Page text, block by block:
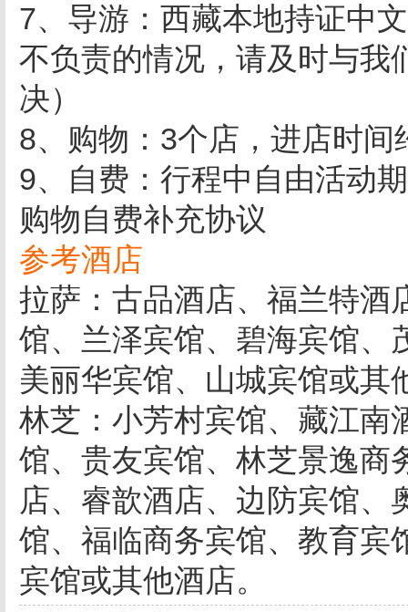
7、导游：西藏本地持证中
不负责的情况，请及时与我
决）
8、购物：3个店，进店时
9、自费：行程中自由活动
购物自费补充协议
参考酒店
拉萨：古品酒店、福兰特酒
馆、兰泽宾馆、碧海宾馆、
美丽华宾馆、山城宾馆或其
林芝：小芳村宾馆、藏江南
馆、贵友宾馆、林芝景逸商
店、睿歆酒店、边防宾馆、
馆、福临商务宾馆、教育宾
宾馆或其他酒店。